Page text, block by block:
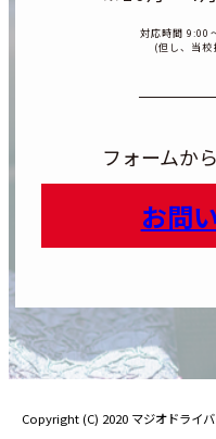
対応時間 9:00
(但し、当校
フォームか
お問
Copyright (C) 2020 マジオドライ